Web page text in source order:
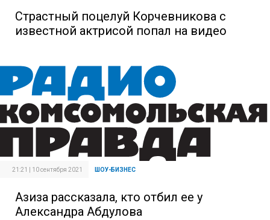
Страстный поцелуй Корчевникова с
известной актрисой попал на видео
21:21 | 10 сентября 2021 ШОУ-БИЗНЕС
Азиза рассказала, кто отбил ее у
Александра Абдулова